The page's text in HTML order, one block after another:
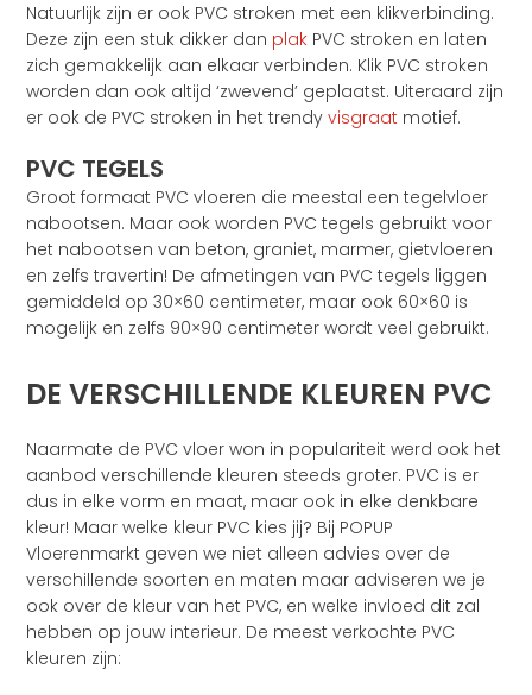
Natuurlijk zijn er ook PVC stroken met een klikverbinding.
Deze zijn een stuk dikker dan plak PVC stroken en laten
zich gemakkelijk aan elkaar verbinden. Klik PVC stroken
worden dan ook altijd ‘zwevend’ geplaatst. Uiteraard zijn
er ook de PVC stroken in het trendyvisgraat motief.
PVC TEGELS
Groot formaat PVC vloeren die meestal een tegelvloer
nabootsen. Maar ook worden PVC tegels gebruikt voor
het nabootsen van beton, graniet, marmer, gietvloeren
en zelfs travertin! De afmetingen van PVC tegels liggen
gemiddeld op 30×60 centimeter, maar ook 60×60 is
mogelijk en zelfs 90×90 centimeter wordt veel gebruikt.
DE VERSCHILLENDE KLEUREN PVC
Naarmate de PVC vloer won in populariteit werd ook het
aanbod verschillende kleuren steeds groter. PVC is er
dus in elke vorm en maat, maar ook in elke denkbare
kleur! Maar welke kleur PVC kies jij? Bij POPUP
Vloerenmarkt geven we niet alleen advies over de
verschillende soorten en maten maar adviseren we je
ook over de kleur van het PVC, en welke invloed dit zal
hebben op jouw interieur. De meest verkochte PVC
kleuren zijn: